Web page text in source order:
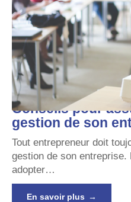
Conseils pour
gestion de son
Tout entrepreneur doit
gestion de son
adopter…
En savoir plus